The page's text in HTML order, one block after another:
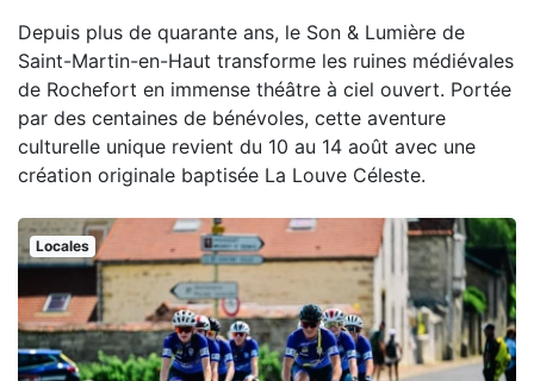
Depuis plus de quarante ans, le Son & Lumière de
Saint-Martin-en-Haut transforme les ruines médiévales
de Rochefort en immense théâtre à ciel ouvert. Portée
par des centaines de bénévoles, cette aventure
culturelle unique revient du 10 au 14 août avec une
création originale baptisée La Louve Céleste.
Locales